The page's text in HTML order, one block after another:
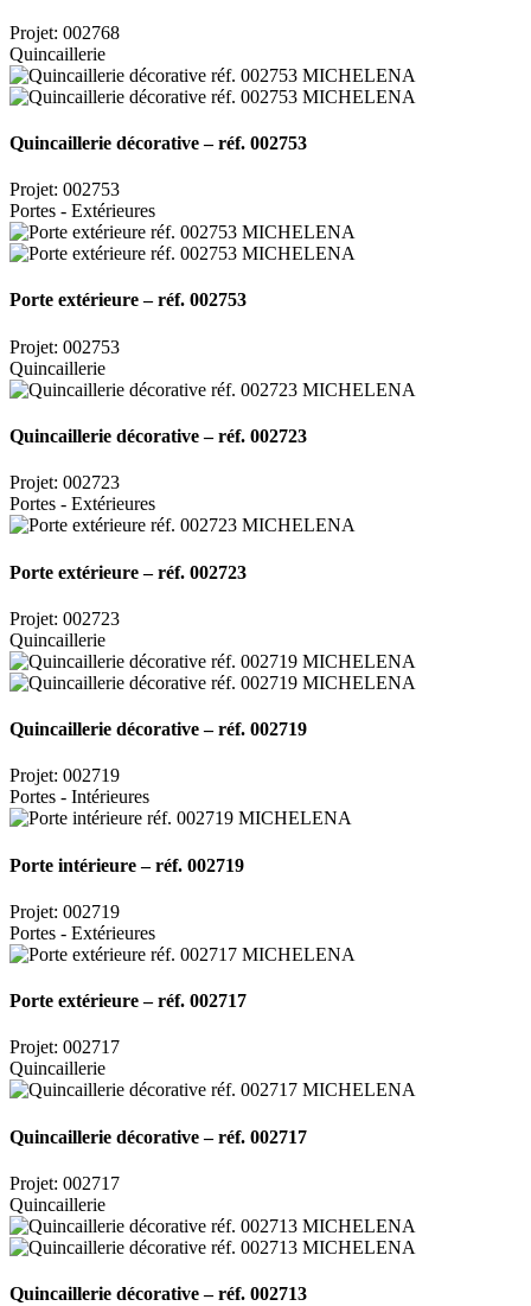
Projet: 002768
Quincaillerie
Quincaillerie décorative – réf. 002753
Projet: 002753
Portes - Extérieures
Porte extérieure – réf. 002753
Projet: 002753
Quincaillerie
Quincaillerie décorative – réf. 002723
Projet: 002723
Portes - Extérieures
Porte extérieure – réf. 002723
Projet: 002723
Quincaillerie
Quincaillerie décorative – réf. 002719
Projet: 002719
Portes - Intérieures
Porte intérieure – réf. 002719
Projet: 002719
Portes - Extérieures
Porte extérieure – réf. 002717
Projet: 002717
Quincaillerie
Quincaillerie décorative – réf. 002717
Projet: 002717
Quincaillerie
Quincaillerie décorative – réf. 002713